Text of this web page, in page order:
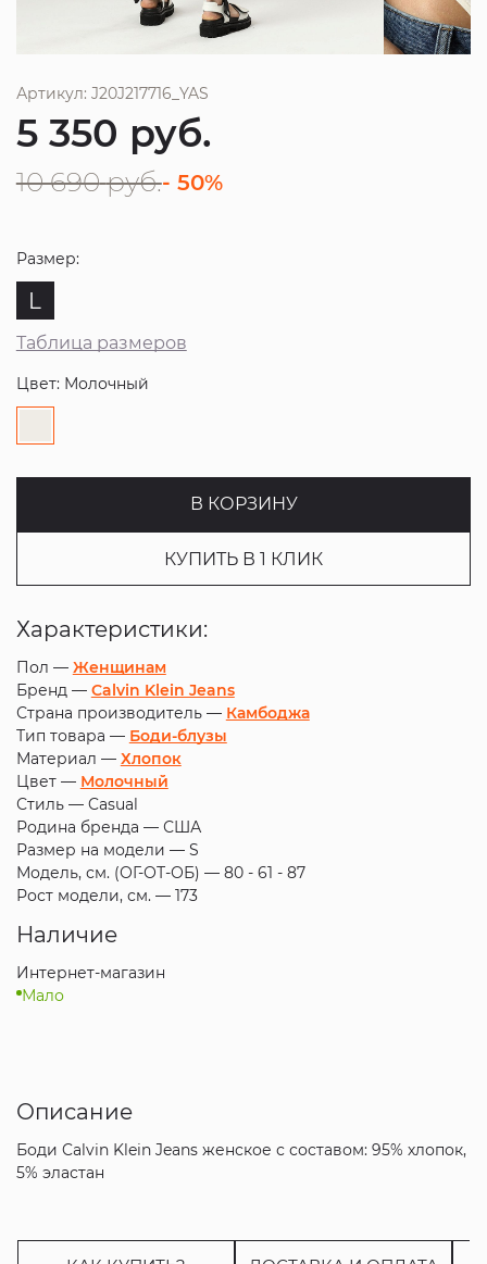
Артикул: J20J217716_YAS
5 350 руб.
10 690 руб.- 50%
Размер:
L
Таблица размеров
Цвет: Молочный
В КОРЗИНУ
КУПИТЬ В 1 КЛИК
Характеристики:
Пол — Женщинам
Бренд — Calvin Klein Jeans
Страна производитель — Камбоджа
Тип товара — Боди-блузы
Материал — Хлопок
Цвет — Молочный
Стиль — Casual
Родина бренда — США
Размер на модели — S
Модель, см. (ОГ-ОТ-ОБ) — 80 - 61 - 87
Рост модели, см. — 173
Наличие
Интернет-магазин
Мало
Описание
Боди Calvin Klein Jeans женское с составом: 95% хлопок,
5% эластан